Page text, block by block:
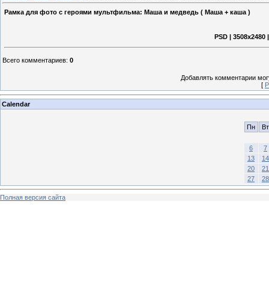
Рамка для фото с героями мультфильма: Маша и медведь ( Маша + каша )
PSD |
Всего комментариев: 0
Добавлять комментарии
[
Calendar
Пн Вт
6
7
13
14
20
21
27
28
Полная версия сайта